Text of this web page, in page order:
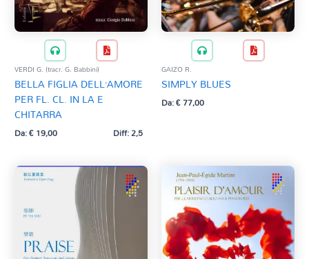
VERDI G. (tracr. G. Babbini)
BELLA FIGLIA DELL’AMORE
PER FL. CL. IN LA E
CHITARRA
Da:€19,00 Diff: 2,5
GAIZO R.
SIMPLY BLUES
Da:€77,00